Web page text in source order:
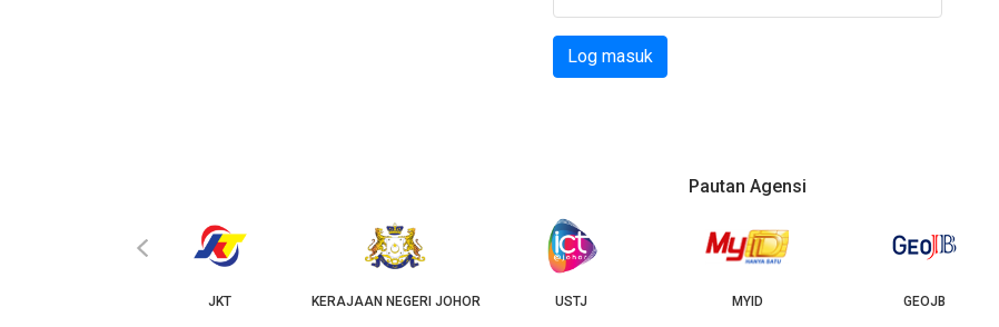
Log masuk
Pautan Agensi
JKT KERAJAAN NEGERI JOHOR USTJ MYID GEOJB
‹